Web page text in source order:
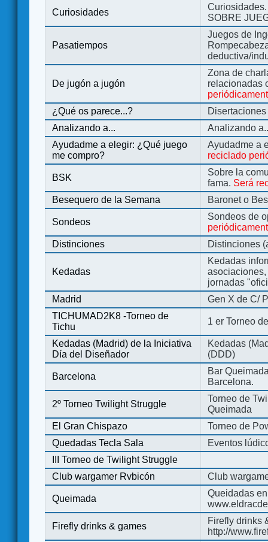
Curiosidades
SOBRE
Pasatiempos
Juegos de
deductiva/
De jugón a jugón
Zona de
relacionadas
¿Qué os parece...?
Analizando a...
Analizando
Ayudadme a elegir: ¿Qué juego
me compro?
Ayudadme a
reciclado
BSK
Sobre la
fama. Será
Besequero de la Semana
Baronet o
Sondeos
Sondeos de
Distinciones
Distinciones
Kedadas
Kedadas
jornadas
Madrid
Gen X de C/
TICHUMAD2K8 -Torneo de
Tichu
1 er Torneo
Kedadas (Madrid) de la Iniciativa
Día del Diseñador
Kedadas
(DDD)
Barcelona
Bar
Barcelona.
2º Torneo Twilight Struggle
Torneo de
Queimada
El Gran Chispazo
Torneo de
Quedadas Tecla Sala
Eventos
III Torneo de Twilight Struggle
Club wargamer Rvbicón
Club
Queimada
Queidadas
Firefly drinks & games
Firefly drinks
http://